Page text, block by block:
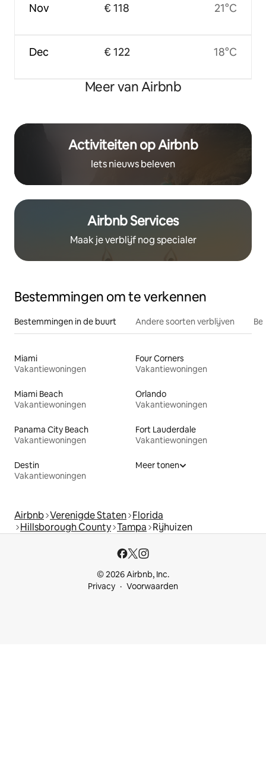
Nov
Dec
€ 118
€ 122
21°C
18°C
Meer van Airbnb
Activiteiten op Airbnb
Iets nieuws beleven
Airbnb Services
Maak je verblijf nog specialer
Bestemmingen om te verkennen
Bestemmingen in de buurt Andere soorten verblijven
Miami
Vakantiewoningen
Four Corners
Vakantiewoningen
Miami Beach
Vakantiewoningen
Orlando
Vakantiewoningen
Panama City Beach
Vakantiewoningen
Fort Lauderdale
Vakantiewoningen
Destin
Vakantiewoningen
Meer tonen
Airbnb Verenigde Staten Florida
Hillsborough County Tampa Rijhuizen
© 2026 Airbnb, Inc.
Privacy
Voorwaarden